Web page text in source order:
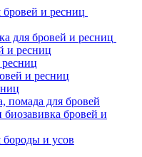
бровей и ресниц
для бровей и ресниц
и ресниц
и ресниц
помада для бровей
бровей и
бороды и усов